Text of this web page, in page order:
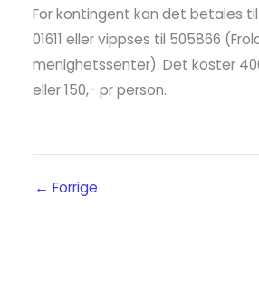
For kontingent kan det betales til
01611 eller vippses til 505866
menighetssenter). Det koster
eller 150,- pr person.
← Forrige